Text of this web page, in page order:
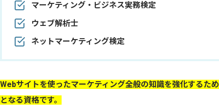
マーケティング・ビジネス実務検定
ウェブ解析士
ネットマーケティング検定
Webサイトを使ったマーケティング全般の知識を強化するた
となる資格です。